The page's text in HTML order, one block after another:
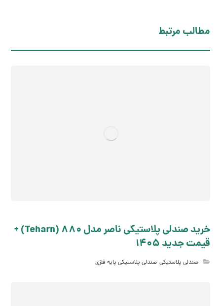
مطالب مرتبط
خرید صندلی پلاستیکی ناصر مدل 880 (Teharn) +
قیمت جدید 1405
صندلی پلاستیکی,صندلی پلاستیکی پایه فلزی